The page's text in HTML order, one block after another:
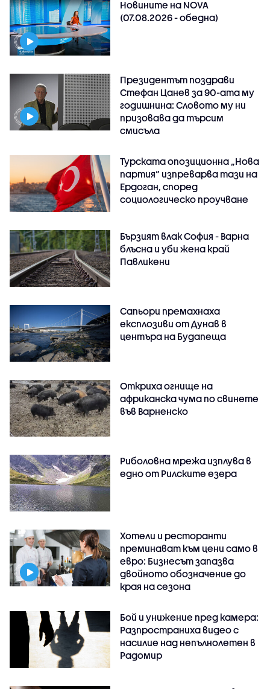
Новините на NOVA
(07.08.2026 - обедна)
Президентът поздрави
Стефан Цанев за 90-ата му
годишнина: Словото му ни
призовава да търсим
смисъла
Турската опозиционна „Нова
партия“ изпреварва тази на
Ердоган, според
социологическо проучване
Бързият влак София - Варна
блъсна и уби жена край
Павликени
Сапьори премахнаха
експлозиви от Дунав в
центъра на Будапеща
Откриха огнище на
африканска чума по свинете
във Варненско
Риболовна мрежа изплува в
едно от Рилските езера
Хотели и ресторанти
преминават към цени само в
евро: Бизнесът запазва
двойното обозначение до
края на сезона
Бой и унижение пред камера:
Разпространиха видео с
насилие над непълнолетен в
Радомир